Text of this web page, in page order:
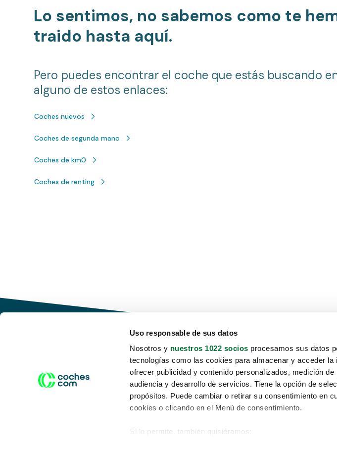
Uso responsable de sus datos
Nosotros y nuestros 1022 socios procesamos sus datos
tecnologías como las cookies para almacenar y acceder
ofrecer publicidad y contenido personalizados, medición
audiencia y desarrollo de servicios. Tiene la opción de
propósitos. Puede cambiar o retirar su consentimiento en
cookies o clicando en el Menú de consentimiento.
Si lo permite, también quisiéramos:
Lo sentimos, no sabemos como te
traido hasta aquí.
Pero puedes encontrar el coche que estás buscando
alguno de estos enlaces:
Coches nuevos
Coches de segunda mano
Coches de km0
Coches de renting
Conduce tu futuro,
desata tu movilidad